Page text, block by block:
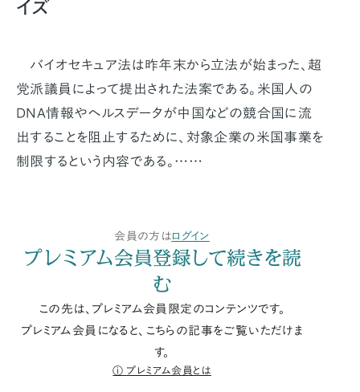
イズ
バイオセキュア法は昨年末から立法が始まった、超
党派議員によって提出された法案である。米国人の
DNA情報やヘルスデータが中国などの競合国に流
出することを阻止するために、対象企業の米国事業を
制限するという内容である。……
会員の方はログイン
プレミアム会員登録して続きを読
む
この先は、プレミアム会員限定のコンテンツです。
プレミアム会員になると、こちらの記事をご覧いただけま
す。
プレミアム会員とは